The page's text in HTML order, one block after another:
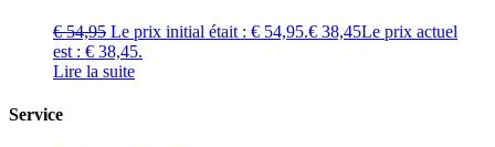
€54,95 Le prix initial était : € 54,95.€ 38,45Le prix actuel
est : € 38,45.
Lire la suite
Service